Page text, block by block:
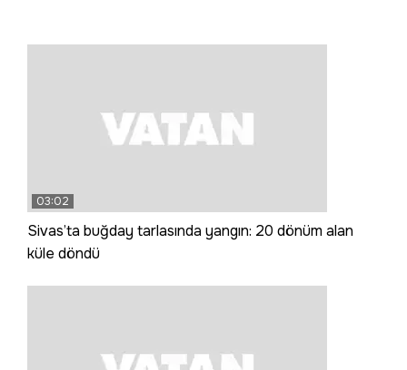
03:02
Sivas’ta buğday tarlasında yangın: 20 dönüm alan
küle döndü